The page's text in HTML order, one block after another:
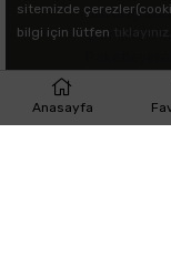
Hafta içi
Cumartesi
Pazar
sitemizde
bilgi için lütfen
Anasayfa